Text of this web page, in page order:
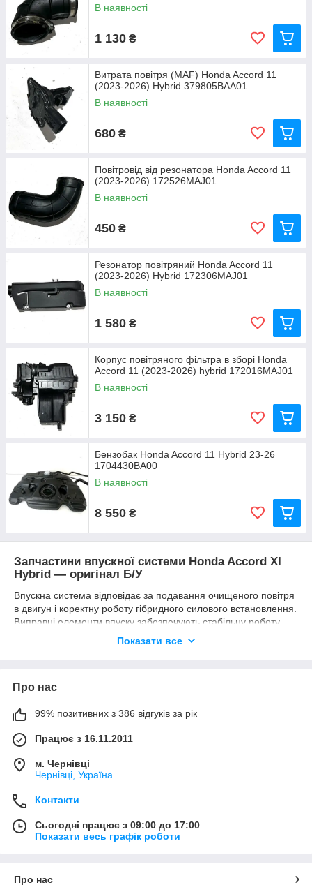
В наявності
1 130 ₴
Витрата повітря (MAF) Honda Accord 11
(2023-2026) Hybrid 379805BAA01
В наявності
680 ₴
Повітровід від резонатора Honda Accord 11
(2023-2026) 172526MAJ01
В наявності
450 ₴
Резонатор повітряний Honda Accord 11
(2023-2026) Hybrid 172306MAJ01
В наявності
1 580 ₴
Корпус повітряного фільтра в зборі Honda
Accord 11 (2023-2026) hybrid 172016MAJ01
В наявності
3 150 ₴
Бензобак Honda Accord 11 Hybrid 23-26
1704430BA00
В наявності
8 550 ₴
Запчастини впускної системи Honda Accord XI
Hybrid — оригінал Б/У
Впускна система відповідає за подавання очищеного повітря
в двигун і коректну роботу гібридного силового встановлення.
Виправні елементи впуску забезпечують стабільну роботу
двигуна, правильне змішування, оптимальну витрату палива
системи Honda Accord 11 Hybrid:
— корпуси повітряного фільтра
— повітропроводи та патрубки впуску
— гофри повітрозабірника
— резонатори повітряної системи
— витратаоміри повітря (MAF)
— дросельні заслінки
— впускні патрубки
— кріплення та кронштейни
Всі запчастини оригінальні Honda і повністю відповідають
заводським параметрам автомобіля. Деталі підходять на
Показати все
Про нас
99% позитивних з 386 відгуків за рік
Працює з 16.11.2011
м. Чернівці
Чернівці, Україна
Контакти
Сьогодні працює з 09:00 до 17:00
Показати весь графік роботи
Про нас